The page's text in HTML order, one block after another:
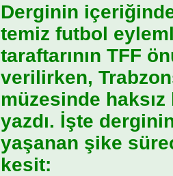
Derginin
temiz futbol
taraftarının TFF
verilirken,
müzesinde
yazdı. İşte
yaşanan şike
kesit: